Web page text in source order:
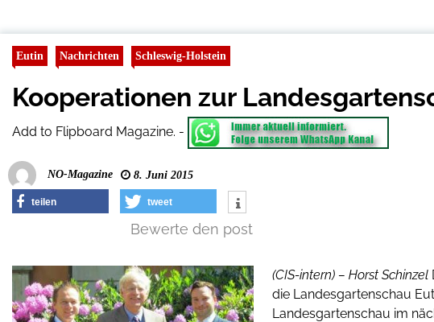
Eutin Nachrichten Schleswig-Holstein
Kooperationen zur
Add to Flipboard Magazine. -
NO-Magazine 8. Juni 2015
teilen tweet
Bewerte den post
(CIS-intern) – Horst Schinzel
die Landesgartenschau
Landesgartenschau im